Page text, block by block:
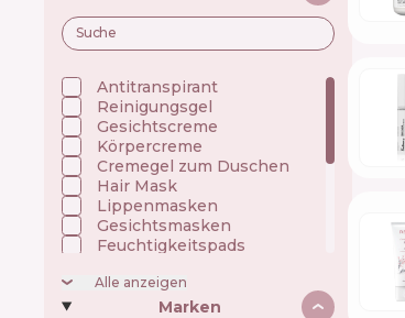
Ceramide
Echtes Süßholz
Niacinamid
Öle
Omega-Fettsäuren
Panthenol (Vitamin B5)
Peptide
Präbiotika/Fermente
Retinol (Vitamin A)
Silikon
Squalan
Indischer wassernabel
Antitranspirant
Reinigungsgel
Gesichtscreme
Körpercreme
Cremegel zum Duschen
Hair Mask
Lippenmasken
Gesichtsmasken
Feuchtigkeitspads
Gesichtspeelings
Gesichtsserum
Alle anzeigen
Marken